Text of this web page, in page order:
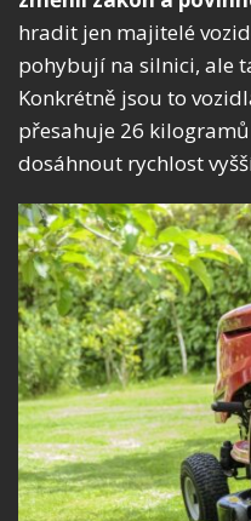
hradit jen majitelé
pohybují na silnici, ale
Konkrétně jsou to
přesahuje 26
dosáhnout rychlost